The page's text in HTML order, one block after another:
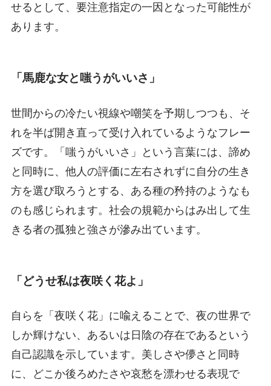
せるとして、要注意指定の一因となった可能性が
あります。
「馬鹿な女と嗤うがいいさ」
世間からの冷たい視線や嘲笑を予期しつつも、そ
れを半ば開き直って受け入れているようなフレー
ズです。「嗤うがいいさ」という言葉には、諦め
と同時に、他人の評価に左右されずに自分の生き
方を選び取ろうとする、ある種の矜持のようなも
のも感じられます。社会の規範からはみ出して生
きる者の孤独と強さが滲み出ています。
「どうせ私は夜咲く花よ」
自らを「夜咲く花」に喩えることで、夜の世界で
しか輝けない、あるいは日陰の存在であるという
自己認識を示しています。美しさや儚さと同時
に、どこか後ろめたさや哀愁を漂わせる表現で